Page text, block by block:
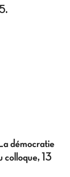
démocratie
colloque, 13